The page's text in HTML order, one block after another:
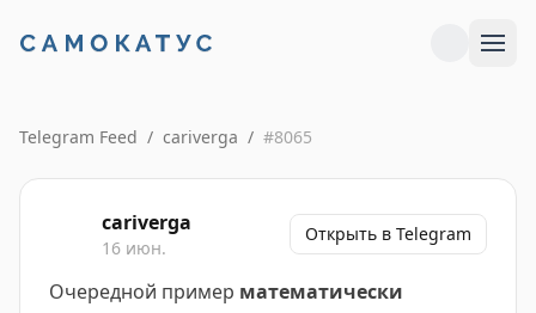
Telegram Feed / cariverga / #8065
cariverga
16 июн.
Открыть в Telegram
Очередной пример математически